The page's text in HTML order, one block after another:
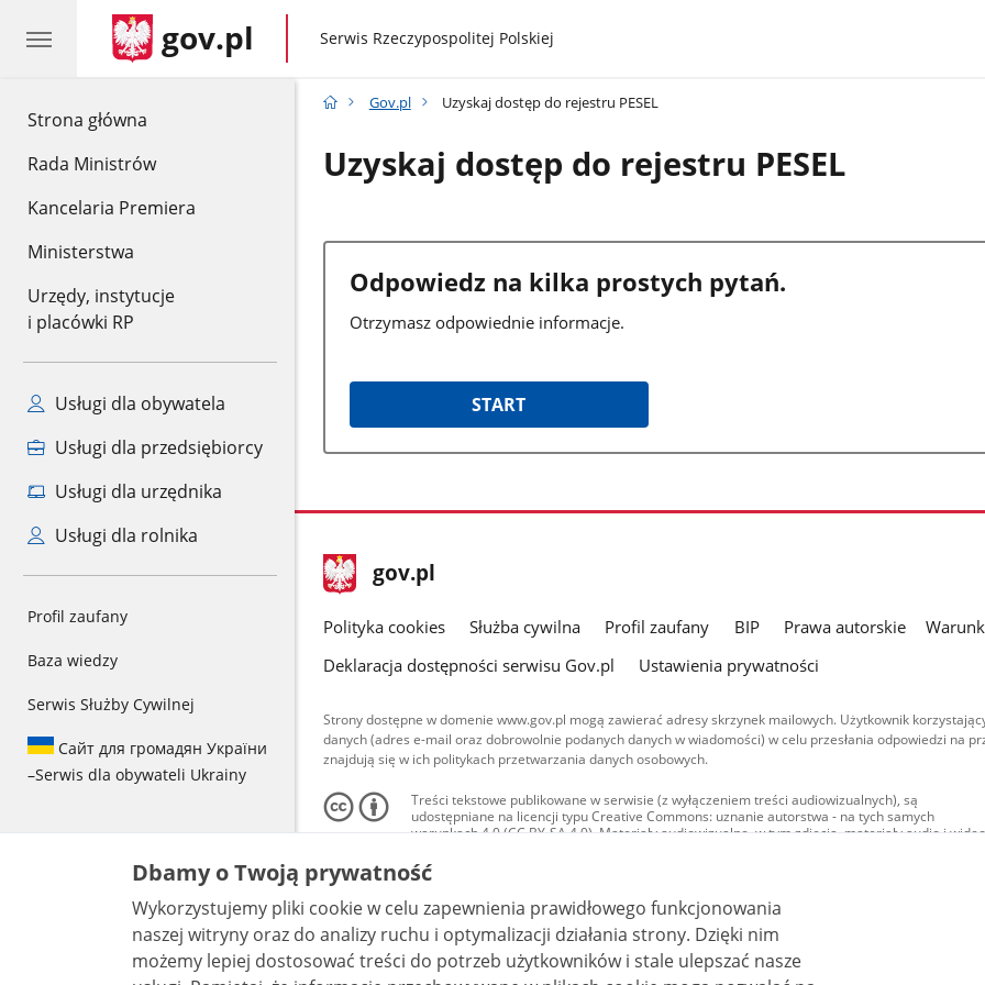
Strona główna
Rada Ministrów
Kancelaria Premiera
Ministerstwa
Urzędy, instytucje
i placówki RP
Usługi dla obywatela
Usługi dla przedsiębiorcy
Usługi dla urzędnika
Usługi dla rolnika
Profil zaufany
Baza wiedzy
Serwis Służby Cywilnej
Сайт для громадян України
–Serwis dla obywateli Ukrainy
gov.pl gov.pl
Serwis Rzeczypospolitej Polskiej
Gov.pl Uzyskaj dostęp do rejestru PESEL
Uzyskaj dostęp do rejestru PESEL
Odpowiedz na kilka prostych pytań.
Otrzymasz odpowiednie informacje.
START
stopka
gov.pl Strona
gov.pl
gov.pl
Polityka cookies Służba cywilna Profil zaufany BIP Prawa autorskie
Deklaracja dostępności serwisu Gov.pl
Ustawienia prywatności
Strony dostępne w domenie www.gov.pl mogą zawierać adresy skrzynek mailowych. Użytkownik
danych (adres e-mail oraz dobrowolnie podanych danych w wiadomości) w celu przesłania odpowiedzi na
znajdują się w ich politykach przetwarzania danych osobowych.
Treści tekstowe publikowane w serwisie (z wyłączeniem treści audiowizualnych), są
udostępniane na licencji typu Creative Commons: uznanie autorstwa - na tych samych
warunkach 4.0 (CC BY-SA 4.0). Materiały audiowizualne, w tym zdjęcia, materiały audio i
bez utworów zależnych 4.0 (CC BY-NC-ND 4.0), o ile nie jest to stwierdzone inaczej.
Dbamy o Twoją prywatność
Wykorzystujemy pliki cookie w celu zapewnienia prawidłowego funkcjonowania
naszej witryny oraz do analizy ruchu i optymalizacji działania strony. Dzięki nim
możemy lepiej dostosować treści do potrzeb użytkowników i stale ulepszać nasze